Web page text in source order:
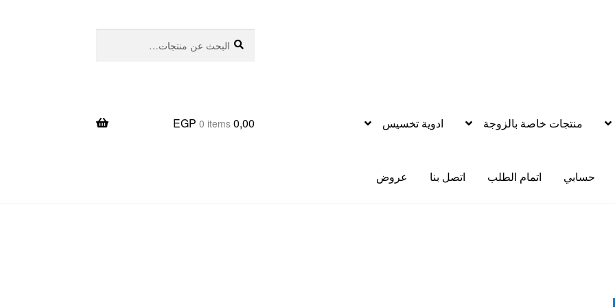
عن:
منتجات خاصة بالزوجة ادوية تخسيس
حسابي اتمام الطلب اتصل بنا عروض
العضو
0,00
EGP 0 items